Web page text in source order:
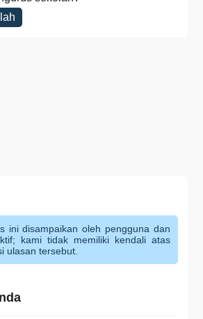
ini disampaikan oleh pengguna dan
kami tidak memiliki kendali atas
ulasan tersebut.